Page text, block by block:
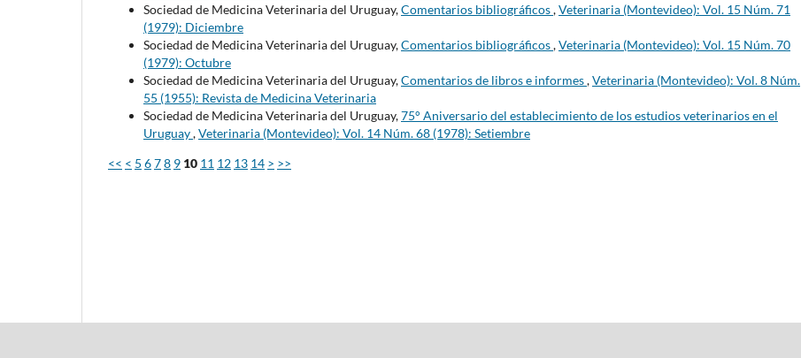
Sociedad de Medicina Veterinaria del Uruguay,Comentarios bibliográficos,Veterinaria (Montevideo): Vol. 15 Núm. 71
(1979): Diciembre
Sociedad de Medicina Veterinaria del Uruguay,Comentarios bibliográficos,Veterinaria (Montevideo): Vol. 15 Núm. 70
(1979): Octubre
Sociedad de Medicina Veterinaria del Uruguay,Comentarios de libros e informes,Veterinaria (Montevideo): Vol. 8 Núm.
55 (1955): Revista de Medicina Veterinaria
Sociedad de Medicina Veterinaria del Uruguay,75° Aniversario del establecimiento de los estudios veterinarios en el
Uruguay,Veterinaria (Montevideo): Vol. 14 Núm. 68 (1978): Setiembre
<< < 5 678 9 10 11 12 13 14 > >>